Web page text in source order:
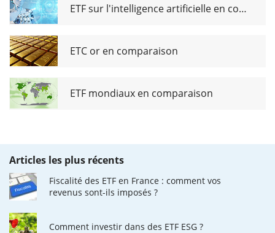
ETF sur l'intelligence artificielle en comparaison
ETC or en comparaison
ETF mondiaux en comparaison
Articles les plus récents
Fiscalité des ETF en France : comment vos
revenus sont-ils imposés ?
Comment investir dans des ETF ESG ?